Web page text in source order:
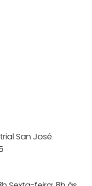
San José